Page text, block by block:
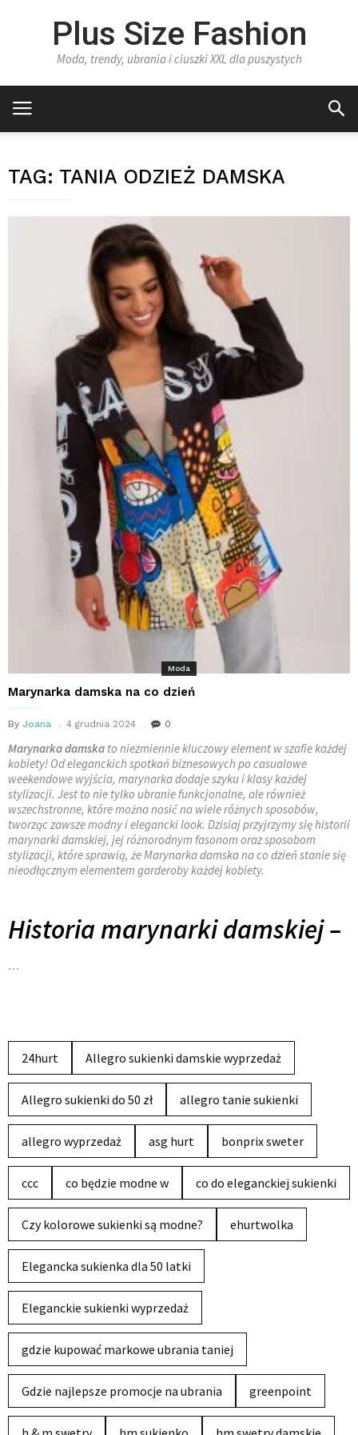
Plus Size Fashion
Moda, trendy, ubrania i ciuszki XXL dla puszystych
TAG: TANIA ODZIEŻ DAMSKA
Moda
Marynarka damska na co dzień
By Joana 4 grudnia 2024 0
Marynarka damska to niezmiennie kluczowy element w szafie każdej
kobiety! Od eleganckich spotkań biznesowych po casualowe
weekendowe wyjścia, marynarka dodaje szyku i klasy każdej
stylizacji. Jest to nie tylko ubranie funkcjonalne, ale również
wszechstronne, które można nosić na wiele różnych sposobów,
tworząc zawsze modny i elegancki look. Dzisiaj przyjrzymy się historii
marynarki damskiej, jej różnorodnym fasonom oraz sposobom
stylizacji, które sprawią, że Marynarka damska na co dzień stanie się
nieodłącznym elementem garderoby każdej kobiety.
Historia marynarki damskiej –
…
24hurt Allegro sukienki damskie wyprzedaż
Allegro sukienki do 50 zł allegro tanie sukienki
allegro wyprzedaż asg hurt bonprix sweter
ccc co będzie modne w co do eleganckiej sukienki
Czy kolorowe sukienki są modne? ehurtwolka
Elegancka sukienka dla 50 latki
Eleganckie sukienki wyprzedaż
gdzie kupować markowe ubrania taniej
Gdzie najlepsze promocje na ubrania greenpoint